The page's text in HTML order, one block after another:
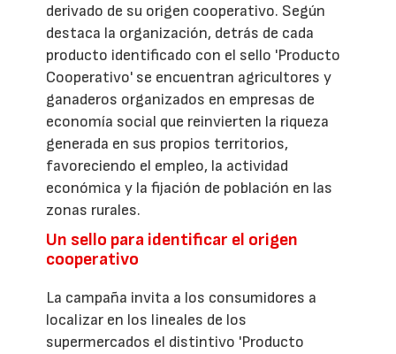
derivado de su origen cooperativo. Según
destaca la organización, detrás de cada
producto identificado con el sello 'Producto
Cooperativo' se encuentran agricultores y
ganaderos organizados en empresas de
economía social que reinvierten la riqueza
generada en sus propios territorios,
favoreciendo el empleo, la actividad
económica y la fijación de población en las
zonas rurales.
Un sello para identificar el origen
cooperativo
La campaña invita a los consumidores a
localizar en los lineales de los
supermercados el distintivo 'Producto